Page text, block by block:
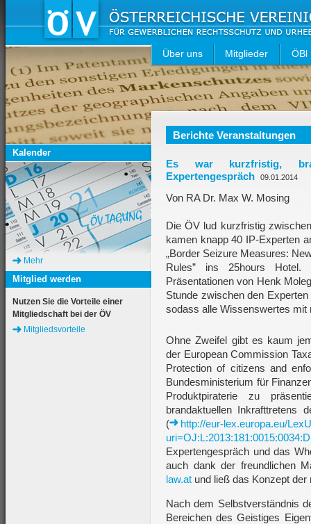
Über uns Mitglieder ÖBl
Berichte Veranstaltungen
Es war kurzfristig,
Expertengespräch
09.01.2014
Von RA Dr. Max W. Mosing
Die ÖV lud kurzfristig
kamen knapp 40 IP-Experten
„Border Seizure Measures:
Rules” ins 25hours Hotel.
Präsentationen von Henk
Stunde zwischen den
sodass alle Wissenswertes mit
Ohne Zweifel gibt es kaum
der European Commission
Protection of citizens and
Bundesministerium für
Produktpiraterie zu
brandaktuellen Inkrafttretens
(
http://eur-lex.europa.eu/
Expertengespräch und das
auch dank der freundlichen
law.at und ließ das Konzept
Nach dem Selbstverständnis
Bereichen des Geistiges
Kalender
Mehr
Mitglied werden
Nutzen Sie die Vorteile einer
Mitgliedschaft bei der ÖV
Mitgliedsvorteile